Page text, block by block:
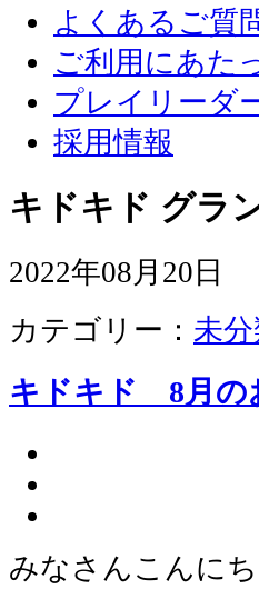
よくあるご質
ご利用にあた
プレイリーダ
採用情報
キドキド グラ
2022年08月20日
カテゴリー： 未分
キドキド 8月の
みなさんこんにち